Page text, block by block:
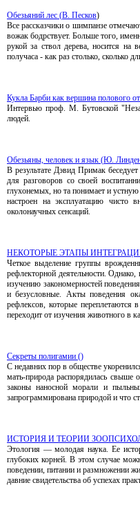
Обезьяний лес (В. Песков)
Все рассказчики о шимпанзе
вожак бодрствует. Больше того,
рукой за ствол дерева, носится на
получаса - как раз столько, сколько
Кукла Барби как вершина полового
Интервью проф. М. Бутовской
людей.
Обезьяны, человек и язык (Ю.
В результате Дэвид Примак
для разговоров со своей
глухонемых, но та понимает и
настроен на эксплуатацию
околонаучных сенсаций.
НЕКОТОРЫЕ ЭТАПЫ
Четкое выделение группы
рефлекторной деятельности.
изучению закономерностей
и безусловные. Акты поведения
рефлексов, которые переплетаются
переходит от изучения животного в
Секреты полигамии ()
С недавних пор в обществе
мать-природа распорядилась
законы наносной морали и
запрограммирована природой и что
ИСТОРИЯ И ТЕОРИИ
Этология — молодая наука. Ее
глубоких корней. В этом случае
поведении, питании и размножении
давние свидетельства об успехах